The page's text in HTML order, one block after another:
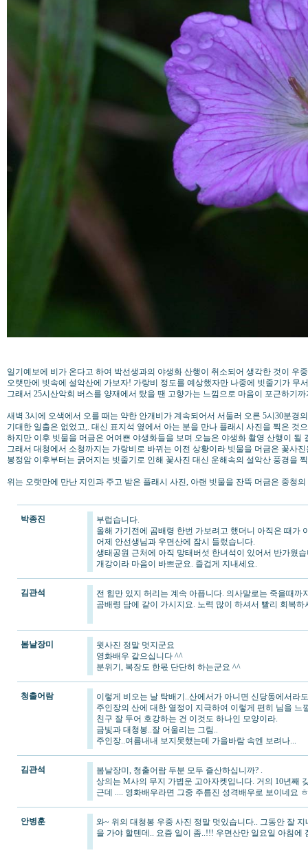
일기예보에 비가 온다고 하여 박선생과의 야생화 산행이 취소되어 생각한 것이 우
오랫만에 빗속에 설악산에 가보자! 가랑비 정도를 예상했자만 나중에 빗줄기가 무
그래서 25시산악회 버스를 양재에서 탔을 땐 고향가는 느낌으로 마음이 포근하기
새벽 3시에 오색에서 오를 때는 약한 안개비가 계속되어서 서둘러 오른 5시30분경
기대한 일출은 없었고,. 대신 표지석 옆에서 아는 분을 만나 플래시 사진을 찍은 것
하지만 이후 빗물을 머금은 어여쁜 야생화들을 보며 오늘은 야생화 촬영 산행이 될
그래서 대청에서 소청까지는 가랑비로 바뀌는 이전 상황이라 빗물을 머금은 꽃사
봉정암 이후부터는 굵어지는 빗줄기로 인해 꽃사진 대신 운해속의 설악산 풍경을
위는 오랫만에 만난 지인과 주고 받은 플래시 사진, 아랜 빗물을 잔뜩 머금은 중
박종진
부럽습니다.
올해 가기전에 곰배령 한번 가보려고 했더니 아직은 때가
어제 안선생님과 우면산에 잠시 들렀습니다.
생태공원 근처에 아직 망태버섯 한녀석이 있어서 반가웠습
개강이라 마음이 바쁘군요. 즐겁게 지내세요.
김관석
전 힘만 있지 허리는 계속 아픕니다. 의사말로는 죽을때까
곰배령 담에 같이 가시지요. 노력 많이 하셔서 빨리 회복하
봄날장미
윗사진 정말 멋지군요
영화배우 같으십니다 ^^
분위기, 복장도 한몫 단단히 하는군요 ^^
청출어람
이렇게 비오는 날 탁배기..산에서가 아니면 신당동에서라
주인장의 산에 대한 열정이 지극하여 이렇게 편히 님을 느
친구 잘 두어 호강하는 건 이것도 하나인 모양이라.
금빛과 대청봉..잘 어울리는 그림..
주인장..여름내내 보지못했는데 가을바람 속엔 보려나...
김관석
봄날장미, 청출어람 두분 모두 즐산하십니까? .
상의는 M사의 무지 가볍운 고아자켓입니다. 거의 10년째
근데 .... 영화배우라면 그중 주름진 성격배우로 보이네요
안병훈
와~ 위의 대청봉 우중 사진 정말 멋있습니다.. 그동안 잘
을 가야 할텐데.. 요즘 일이 좀..!!! 우면산만 일요일 아침에